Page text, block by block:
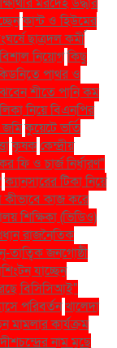
কান্ট ও হিউমের
ছাত্রদল কর্মী
নিয়োগকিছু
পাথর ও
শীতে পানি কম
নিয়ে বিএনপির
জমিকুয়েটে ভর্তি
কৃষককেন্দ্রীয়
ফি ও চার্জ নির্ধারণ"
ক্যানসারের টিকা নিয়ে
কীভাবে কাজ করে
শিক্ষিকা (ভিডিও)
রাজনৈতিক
তাত্বিক জনগোষ্ঠী
যাচ্ছেন
বিসিসিআই"
পরিবর্তনখালেদা
মামলার কার্যক্রম
নাম মুছে